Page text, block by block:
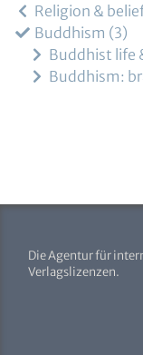
Religion &
Buddhism 3
Buddhist life
Buddhism:
Die Agentur für
Verlagslizenzen.